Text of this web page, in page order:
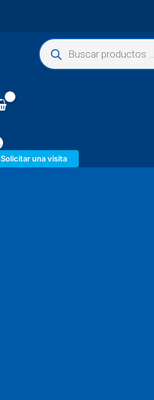
Búsqueda
de
productos
Solicitar una visita